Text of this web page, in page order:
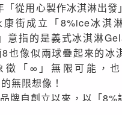
「從用心製作冰淇淋出發
康街成立「8%ice冰淇
意指的是義式冰淇淋
8也像似兩球疊起來的冰
徵「∞」無限可能，
的無限想像！
牌自創立以來，以「8%